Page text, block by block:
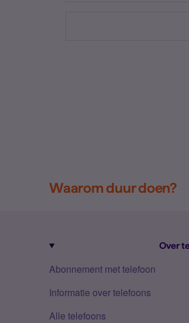
Waarom duur doen?
Over
Abonnement met telefoon
Informatie over telefoons
Alle telefoons